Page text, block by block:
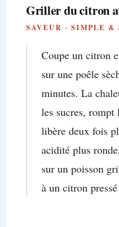
Griller du citron
SAVEUR · SIMPLE &
Coupe un citron
sur une poêle
minutes. La
les sucres, rompt
libère deux fois
acidité plus
sur un poisson
à un citron